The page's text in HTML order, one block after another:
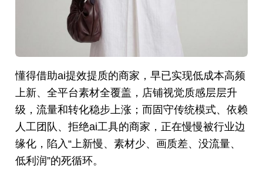
懂得借助ai提效提质的商家，早已实现低成本高频
上新、全平台素材全覆盖，店铺视觉质感层层升
级，流量和转化稳步上涨；而固守传统模式、依赖
人工团队、拒绝ai工具的商家，正在慢慢被行业边
缘化，陷入“上新慢、素材少、画质差、没流量、
低利润”的死循环。